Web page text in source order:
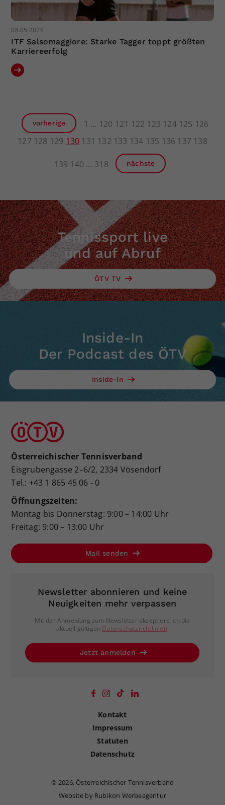
08.05.2024
ITF Salsomaggiore: Starke Tagger toppt größten
Karriereerfolg
vorherige 1 120 121 122 123 124 125 126
127 128 129 130 131 132 133 134 135 136 137 138
139 140 318 nächste
Tennissport live
und auf Abruf
ÖTV TV
Inside-In
Der Podcast des ÖTV
Inside-In
Österreichischer Tennisverband
Eisgrubengasse 2–6/2, 2334 Vösendorf
Tel.: +43 1 865 45 06 - 0
Öffnungszeiten:
Montag bis Donnerstag: 9:00 – 14:00 Uhr
Freitag: 9:00 – 13:00 Uhr
Mail senden
Newsletter abonnieren und keine
Neuigkeiten mehr verpassen
Mit der Anmeldung zum Newsletter akzeptiere ich die
aktuell gültigen Datenschutzrichtlinien.
Jetzt anmelden
Kontakt
Impressum
Statuten
Datenschutz
©2026, Österreichischer Tennisverband
Website by Rubikon Werbeagentur